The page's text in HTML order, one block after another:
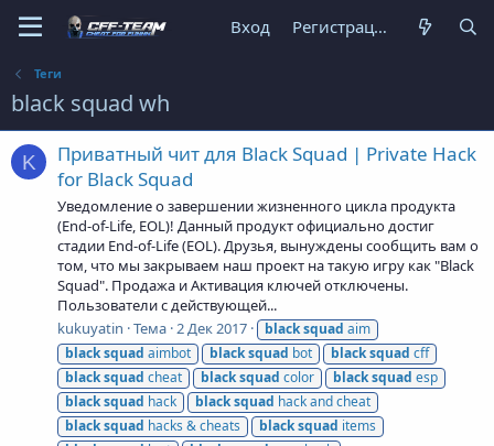
Вход Регистрация
Теги
black squad wh
K
Приватный чит для Black Squad | Private Hack
for Black Squad
Уведомление о завершении жизненного цикла продукта
(End-of-Life, EOL)! Данный продукт официально достиг
стадии End-of-Life (EOL). Друзья, вынуждены сообщить вам о
том, что мы закрываем наш проект на такую игру как "Black
Squad". Продажа и Активация ключей отключены.
Пользователи с действующей...
kukuyatin Тема 2 Дек 2017 blacksquad aim
blacksquad aimbot blacksquad bot blacksquad cff
blacksquad cheat blacksquad color blacksquad esp
blacksquad hack blacksquad hack and cheat
blacksquad hacks & cheats blacksquad items